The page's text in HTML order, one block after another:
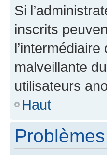
Si
inscrits
malveillante
utilisateurs
Haut